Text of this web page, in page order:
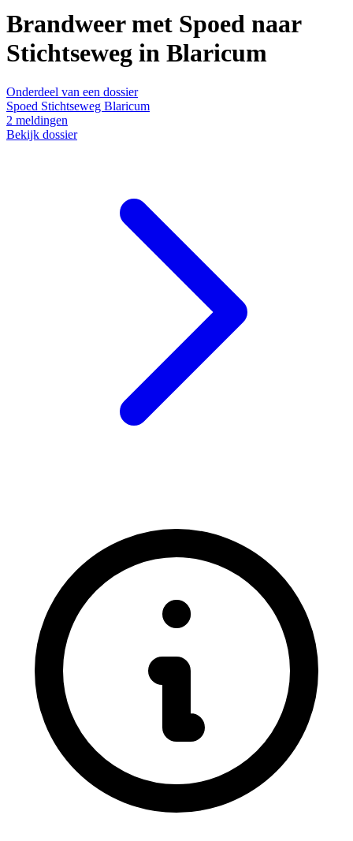
Brandweer met Spoed naar
Stichtseweg in Blaricum
Onderdeel van een dossier
Spoed Stichtseweg Blaricum
2 meldingen
Bekijk dossier